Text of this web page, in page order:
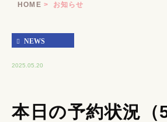
HOME お知らせ
NEWS
2025.05.20
本日の予約状況（